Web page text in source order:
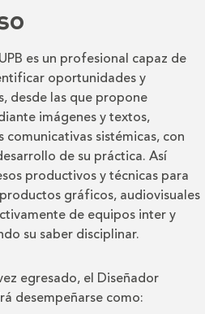
es un profesional capaz de
oportunidades y
desde las que propone
imágenes y textos,
sistémicas, con
de su práctica. Así
productivos y técnicas para
gráficos, audiovisuales
de equipos inter y
su saber disciplinar.
egresado, el Diseñador
desempeñarse como: